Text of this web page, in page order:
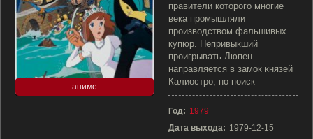
аниме
правители которого многие
века промышляли
производством фальшивых
купюр. Непривыкший
проигрывать Люпен
направляется в замок князей
Калиостро, но поиск
Год: 1979
Дата выхода: 1979-12-15